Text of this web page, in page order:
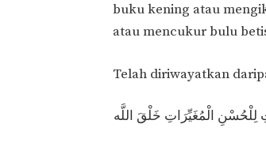
buku kening atau
atau mencukur bulu
Telah diriwayatkan
لِلْحُسْنِ الْمُغَيِّرَاتِ خَلْقَ اللَّه